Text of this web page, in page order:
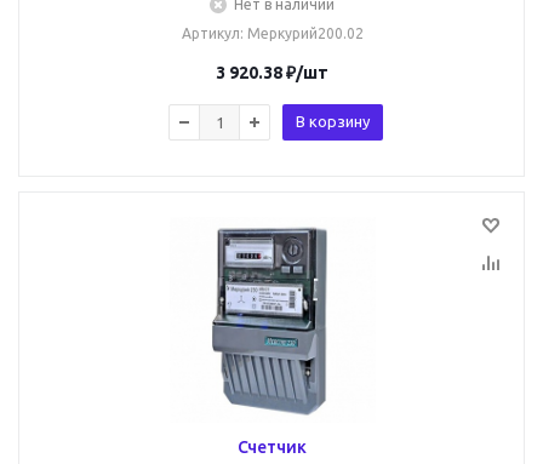
Нет в наличии
Артикул: Меркурий200.02
3 920.38₽/шт
В корзину
Счетчик